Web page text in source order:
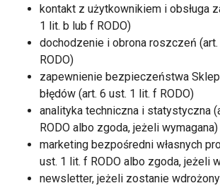
kontakt z użytkownikiem i obsługa
1 lit. b lub f RODO)
dochodzenie i obrona roszczeń
RODO)
zapewnienie bezpieczeństwa
błędów (art. 6 ust. 1 lit. f RODO)
analityka techniczna i statystyczna
RODO albo zgoda, jeżeli wymagana)
marketing bezpośredni własnych
ust. 1 lit. f RODO albo zgoda, jeżeli
newsletter, jeżeli zostanie